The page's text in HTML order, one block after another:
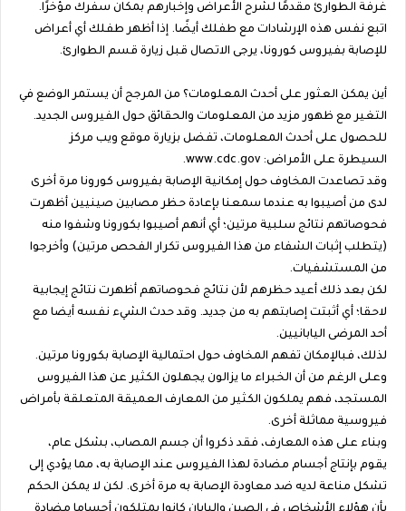
غرفة الطوارئ مقدمًا لشرح الأعراض وإخبارهم بمكان سفرك مؤخرًا.
اتبع نفس هذه الإرشادات مع طفلك أيضًا. إذا أظهر طفلك أي أعراض
للإصابة بفيروس كورونا، يرجى الاتصال قبل زيارة قسم الطوارئ.
أين يمكن العثور على أحدث المعلومات؟ من المرجح أن يستمر الوضع في
التغير مع ظهور مزيد من المعلومات والحقائق حول الفيروس الجديد.
للحصول على أحدث المعلومات، تفضل بزيارة موقع ويب مركز
السيطرة على الأمراض: www.cdc.gov.
وقد تصاعدت المخاوف حول إمكانية الإصابة بفيروس كورونا مرة أخرى
لدى من أصيبوا به عندما سمعنا بإعادة حظر مصابين صينيين أظهرت
فحوصاتهم نتائج سلبية مرتين؛ أي أنهم أصيبوا بكورونا وشفوا منه
(يتطلب إثبات الشفاء من هذا الفيروس تكرار الفحص مرتين) وأخرجوا
من المستشفيات.
لكن بعد ذلك أعيد حظرهم لأن نتائج فحوصاتهم أظهرت نتائج إيجابية
لاحقا؛ أي أثبتت إصابتهم به من جديد. وقد حدث الشيء نفسه أيضا مع
أحد المرضى اليابانيين.
لذلك، فبالإمكان تفهم المخاوف حول احتمالية الإصابة بكورونا مرتين.
وعلى الرغم من أن الخبراء ما يزالون يجهلون الكثير عن هذا الفيروس
المستجد، فهم يملكون الكثير من المعارف العميقة المتعلقة بأمراض
فيروسية مماثلة أخرى.
وبناء على هذه المعارف، فقد ذكروا أن جسم المصاب، بشكل عام،
يقوم بإنتاج أجسام مضادة لهذا الفيروس عند الإصابة به، مما يؤدي إلى
تشكل مناعة لديه ضد معاودة الإصابة به مرة أخرى. لكن لا يمكن الحكم